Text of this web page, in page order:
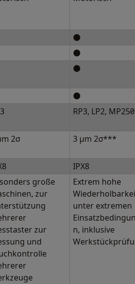
⚫
⚫
⚫
⚫
RP3, LP2, MP250
2σ 3 μm 2σ***
IPX8
große
zur
zur
und
Extrem hohe
unter extremen
n, inklusive